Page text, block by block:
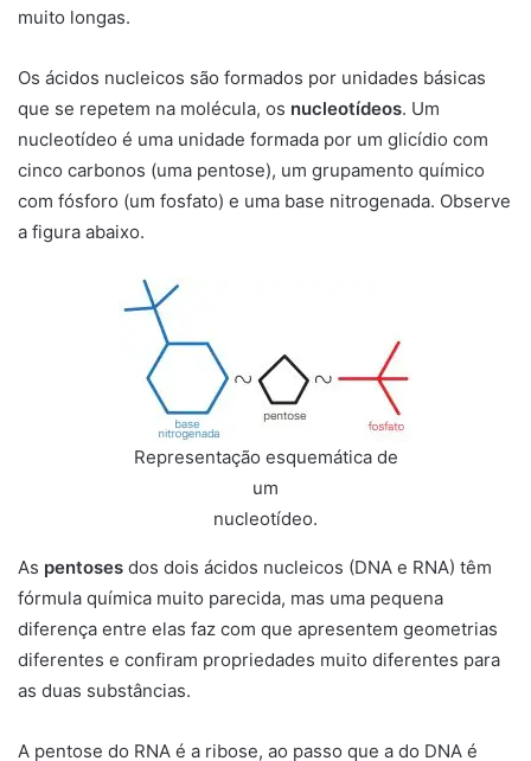
muito longas.
Os ácidos nucleicos são formados por unidades básicas
que se repetem na molécula, os nucleotídeos. Um
nucleotídeo é uma unidade formada por um glicídio com
cinco carbonos (uma pentose), um grupamento químico
com fósforo (um fosfato) e uma base nitrogenada. Observe
a figura abaixo.
Representação esquemática de
um
nucleotídeo.
As pentoses dos dois ácidos nucleicos (DNA e RNA) têm
fórmula química muito parecida, mas uma pequena
diferença entre elas faz com que apresentem geometrias
diferentes e confiram propriedades muito diferentes para
as duas substâncias.
A pentose do RNA é a ribose, ao passo que a do DNA é